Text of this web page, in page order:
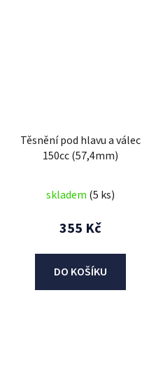
Těsnění pod hlavu a válec
150cc (57,4mm)
skladem (5 ks)
355 Kč
DO KOŠÍKU